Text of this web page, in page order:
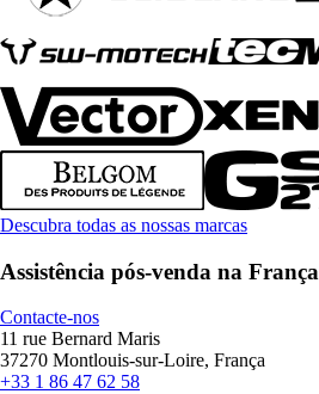
Descubra todas as nossas marcas
Assistência pós-venda na França
Contacte-nos
11 rue Bernard Maris
37270 Montlouis-sur-Loire, França
+33 1 86 47 62 58